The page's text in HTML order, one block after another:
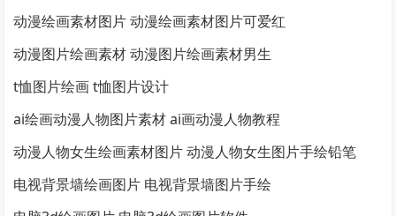
动漫绘画素材图片 动漫绘画素材图片可爱红
动漫图片绘画素材 动漫图片绘画素材男生
t恤图片绘画 t恤图片设计
ai绘画动漫人物图片素材 ai画动漫人物教程
动漫人物女生绘画素材图片 动漫人物女生图片手绘铅笔
电视背景墙绘画图片 电视背景墙图片手绘